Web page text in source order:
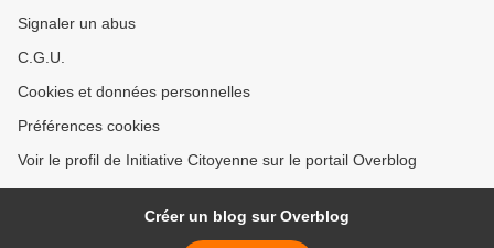
Signaler un abus
C.G.U.
Cookies et données personnelles
Préférences cookies
Voir le profil de Initiative Citoyenne sur le portail Overblog
Créer un blog sur Overblog